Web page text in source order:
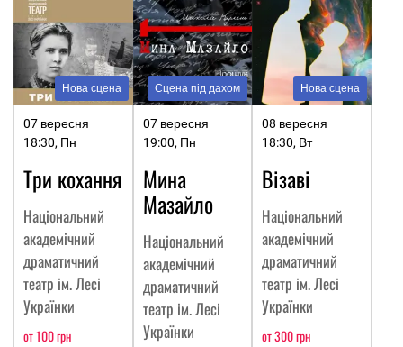
Нова сцена
07 вересня
18:30, Пн
Три кохання
Національний
академічний
драматичний
театр ім. Лесі
Українки
от 100 грн
Сцена під дахом
07 вересня
19:00, Пн
Мина
Мазайло
Національний
академічний
драматичний
театр ім. Лесі
Українки
Нова сцена
08 вересня
18:30, Вт
Візаві
Національний
академічний
драматичний
театр ім. Лесі
Українки
от 300 грн